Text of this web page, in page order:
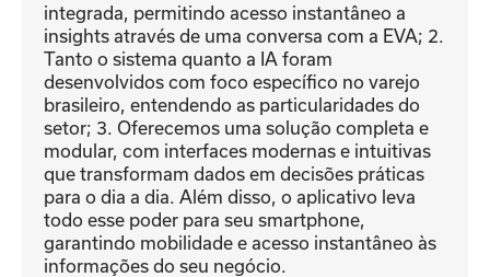
integrada, permitindo acesso instantâneo a
insights através de uma conversa com a EVA; 2.
Tanto o sistema quanto a IA foram
desenvolvidos com foco específico no varejo
brasileiro, entendendo as particularidades do
setor; 3. Oferecemos uma solução completa e
modular, com interfaces modernas e intuitivas
que transformam dados em decisões práticas
para o dia a dia. Além disso, o aplicativo leva
todo esse poder para seu smartphone,
garantindo mobilidade e acesso instantâneo às
informações do seu negócio.